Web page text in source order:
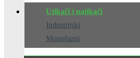
Utikači i natikači
Industrijski
Monofazni